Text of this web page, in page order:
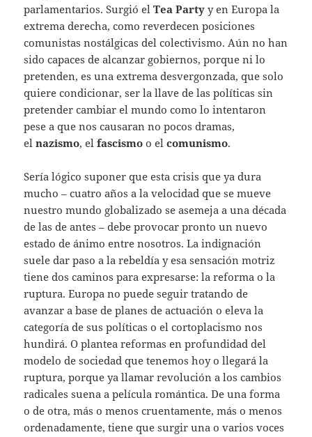
parlamentarios. Surgió el Tea Party y en Europa la
extrema derecha, como reverdecen posiciones
comunistas nostálgicas del colectivismo. Aún no han
sido capaces de alcanzar gobiernos, porque ni lo
pretenden, es una extrema desvergonzada, que solo
quiere condicionar, ser la llave de las políticas sin
pretender cambiar el mundo como lo intentaron
pese a que nos causaran no pocos dramas,
elnazismo, elfascismo o elcomunismo.
Sería lógico suponer que esta crisis que ya dura
mucho – cuatro años a la velocidad que se mueve
nuestro mundo globalizado se asemeja a una década
de las de antes – debe provocar pronto un nuevo
estado de ánimo entre nosotros. La indignación
suele dar paso a la rebeldía y esa sensación motriz
tiene dos caminos para expresarse: la reforma o la
ruptura. Europa no puede seguir tratando de
avanzar a base de planes de actuación o eleva la
categoría de sus políticas o el cortoplacismo nos
hundirá. O plantea reformas en profundidad del
modelo de sociedad que tenemos hoy o llegará la
ruptura, porque ya llamar revolución a los cambios
radicales suena a película romántica. De una forma
o de otra, más o menos cruentamente, más o menos
ordenadamente, tiene que surgir una o varios voces